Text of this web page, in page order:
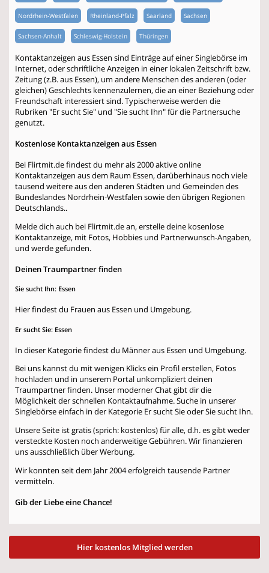
Nordrhein-Westfalen Rheinland-Pfalz Saarland Sachsen
Sachsen-Anhalt Schleswig-Holstein Thüringen
Kontaktanzeigen aus Essen sind Einträge auf einer Singlebörse im
Internet, oder schriftliche Anzeigen in einer lokalen Zeitschrift bzw.
Zeitung (z.B. aus Essen), um andere Menschen des anderen (oder
gleichen) Geschlechts kennenzulernen, die an einer Beziehung oder
Freundschaft interessiert sind. Typischerweise werden die
Rubriken "Er sucht Sie" und "Sie sucht Ihn" für die Partnersuche
genutzt.
Kostenlose Kontaktanzeigen aus Essen
Bei Flirtmit.de findest du mehr als 2000 aktive online
Kontaktanzeigen aus dem Raum Essen, darüberhinaus noch viele
tausend weitere aus den anderen Städten und Gemeinden des
Bundeslandes Nordrhein-Westfalen sowie den übrigen Regionen
Deutschlands..
Melde dich auch bei Flirtmit.de an, erstelle deine kosenlose
Kontaktanzeige, mit Fotos, Hobbies und Partnerwunsch-Angaben,
und werde gefunden.
Deinen Traumpartner finden
Sie sucht Ihn: Essen
Hier findest du Frauen aus Essen und Umgebung.
Er sucht Sie: Essen
In dieser Kategorie findest du Männer aus Essen und Umgebung.
Bei uns kannst du mit wenigen Klicks ein Profil erstellen, Fotos
hochladen und in unserem Portal unkompliziert deinen
Traumpartner finden. Unser moderner Chat gibt dir die
Möglichkeit der schnellen Kontaktaufnahme. Suche in unserer
Singlebörse einfach in der Kategorie Er sucht SieoderSie sucht Ihn.
Unsere Seite ist gratis (sprich: kostenlos) für alle, d.h. es gibt weder
versteckte Kosten noch anderweitige Gebühren. Wir finanzieren
uns ausschließlich über Werbung.
Wir konnten seit dem Jahr 2004 erfolgreich tausende Partner
vermitteln.
Gib der Liebe eine Chance!
Hier kostenlos Mitglied werden